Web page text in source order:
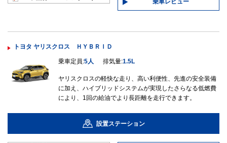
乗車レビュー
トヨタ ヤリスクロス ＨＹＢＲＩＤ
乗車定員:5人 排気量:1.5L
ヤリスクロスの軽快な走り、高い利便性、先進の安全装備
に加え、ハイブリッドシステムが実現したさらなる低燃費
により、1回の給油でより長距離を走行できます。
設置ステーション